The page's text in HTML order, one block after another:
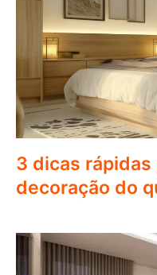
3 dicas rápidas
decoração do